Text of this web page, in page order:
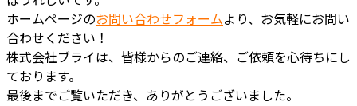
ホームページのお問い合わせフォームより、お気軽にお問い
合わせください！
株式会社ブライは、皆様からのご連絡、ご依頼を心待ちにし
ております。
最後までご覧いただき、ありがとうございました。